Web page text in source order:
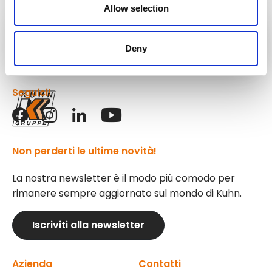
Allow selection
Deny
Attrezzature
Non perderti le ultime novità!
La nostra newsletter è il modo più comodo per
rimanere sempre aggiornato sul mondo di Kuhn.
Iscriviti alla newsletter
Azienda Contatti
Seguici!